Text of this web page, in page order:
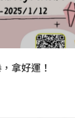
拿好運！